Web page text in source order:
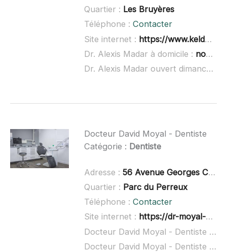
Quartier : Les Bruyères
Téléphone : Contacter
Site internet : https://www.keldoc.com/dentiste/sevres-92310/alexis-madar#cabinet-4200-motive-3483
Dr. Alexis Madar à domicile : non renseigné
Dr. Alexis Madar ouvert dimanche :
Docteur David Moyal - Dentiste
Catégorie : Dentiste
Adresse : 56 Avenue Georges Clemenceau, 94170 Le Perreux-sur-Marne
Quartier : Parc du Perreux
Téléphone : Contacter
Site internet : https://dr-moyal-david.chirurgiens-dentistes-en-france.fr/
Docteur David Moyal - Dentiste à domicile :
Docteur David Moyal - Dentiste ouvert dimanche :